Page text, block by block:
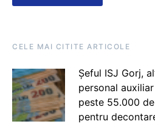
CELE MAI CITITE ARTICOLE
Șeful ISJ Gorj,
personal
peste 55.000
pentru